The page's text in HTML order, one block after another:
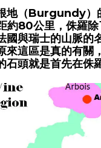
地（Burgundy
約80公里，侏羅除
國與瑞士的山脈的
來這區是真的有關
石頭就是首先在侏